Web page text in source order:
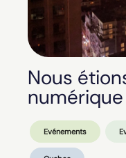
Nous
Evénements